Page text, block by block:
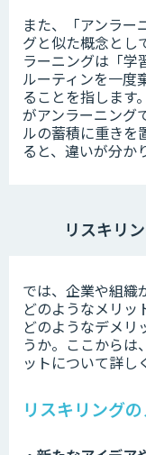
また、「アンラー
グと似た概念とし
ラーニングは「学
ルーティンを一度
ることを指します
がアンラーニング
ルの蓄積に重きを
ると、違いが分か
リスキリ
では、企業や組織
どのようなメリッ
どのようなデメリ
うか。ここからは
ットについて詳し
リスキリング